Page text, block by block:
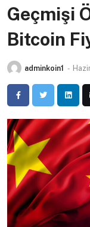
Geçmişi
Bitcoin
adminkoin1 -